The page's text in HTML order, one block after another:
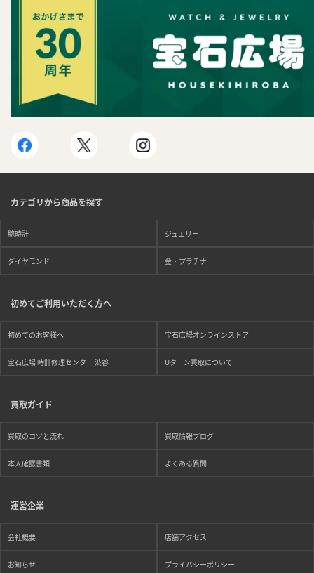
カテゴリから商品を探す
腕時計 ジュエリー
ダイヤモンド 金・プラチナ
初めてご利用いただく方へ
初めてのお客様へ 宝石広場オンラインストア
宝石広場 時計修理センター 渋谷 Uターン買取について
買取ガイド
買取のコツと流れ 買取情報ブログ
本人確認書類 よくある質問
運営企業
会社概要 店舗アクセス
お知らせ プライバシーポリシー